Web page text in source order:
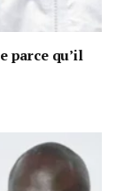
parce qu’il